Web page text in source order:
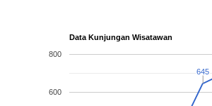
Data Kunjungan Wisatawan
600
800
645
645